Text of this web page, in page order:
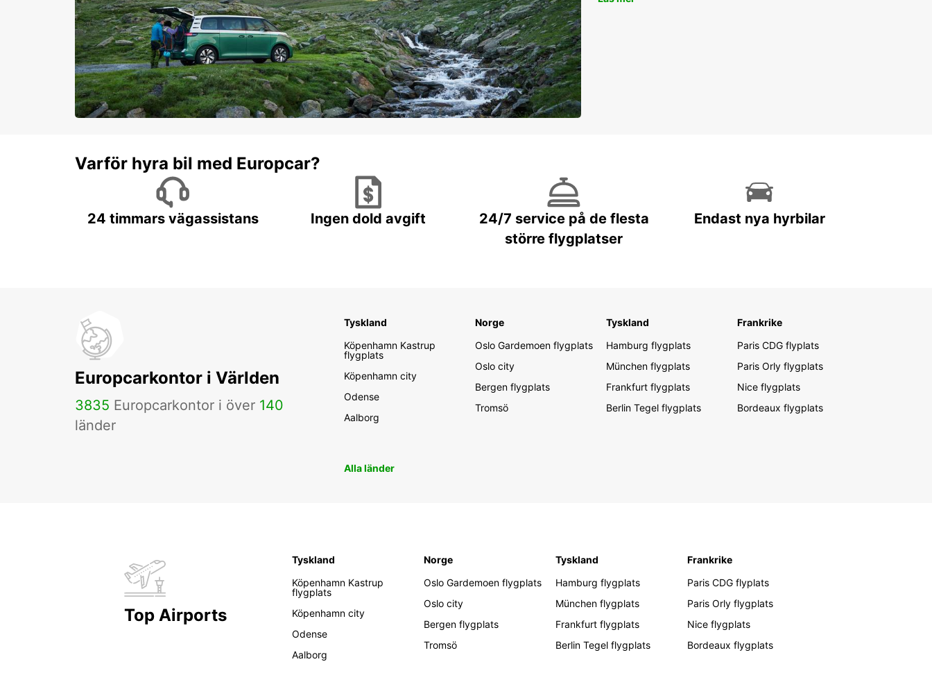
Varför hyra bil med Europcar?
24 timmars vägassistans Ingen dold avgift
24/7 service på de flesta
större flygplatser
Endast nya hyrbilar
Europcarkontor i Världen
3835 Europcarkontor i över 140
länder
Tyskland
Köpenhamn Kastrup
flygplats
Köpenhamn city
Odense
Aalborg
Norge
Oslo Gardemoen flygplats
Oslo city
Bergen flygplats
Tromsö
Tyskland
Hamburg flygplats
München flygplats
Frankfurt flygplats
Berlin Tegel flygplats
Frankrike
Paris CDG flyplats
Paris Orly flygplats
Nice flygplats
Bordeaux flygplats
Alla länder
Top Airports
Tyskland
Köpenhamn Kastrup
flygplats
Köpenhamn city
Odense
Aalborg
Norge
Oslo Gardemoen flygplats
Oslo city
Bergen flygplats
Tromsö
Tyskland
Hamburg flygplats
München flygplats
Frankfurt flygplats
Berlin Tegel flygplats
Frankrike
Paris CDG flyplats
Paris Orly flygplats
Nice flygplats
Bordeaux flygplats